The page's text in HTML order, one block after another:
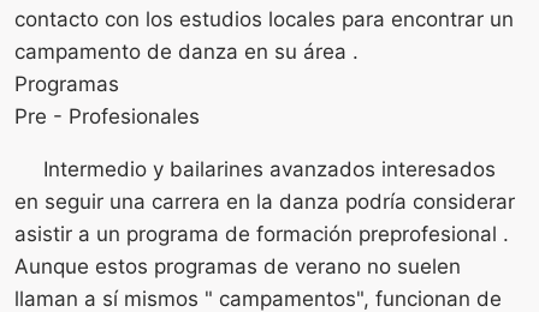
contacto con los estudios locales para encontrar un
campamento de danza en su área .
Programas
Pre - Profesionales
Intermedio y bailarines avanzados interesados ​​
en seguir una carrera en la danza podría considerar
asistir a un programa de formación preprofesional .
Aunque estos programas de verano no suelen
llaman a sí mismos " campamentos", funcionan de